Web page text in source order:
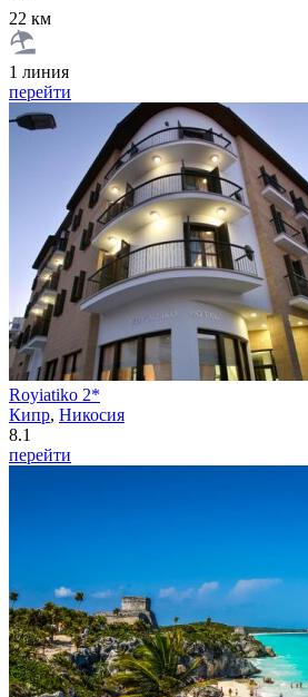
22 км
1 линия
перейти
Royiatiko 2*
Кипр, Никосия
8.1
перейти